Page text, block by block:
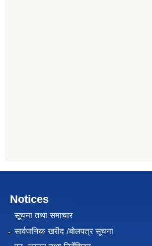
Notices
सूचना तथा समाचार
सार्वजनिक खरीद /बोलपत्र सूचना